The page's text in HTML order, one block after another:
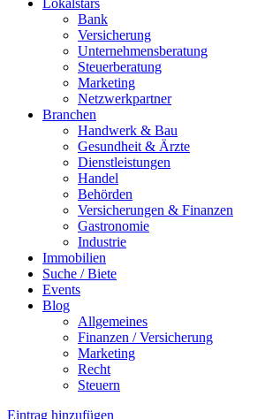
Lokalstars
Bank
Versicherung
Unternehmensberatung
Steuerberatung
Marketing
Netzwerkpartner
Branchen
Handwerk & Bau
Gesundheit & Ärzte
Dienstleistungen
Handel
Behörden
Versicherungen & Finanzen
Gastronomie
Industrie
Immobilien
Suche / Biete
Events
Blog
Allgemeines
Finanzen / Versicherung
Marketing
Recht
Steuern
Eintrag hinzufügen